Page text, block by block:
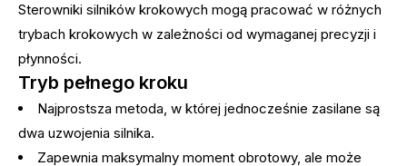
Sterowniki silników krokowych mogą pracować w różnych
trybach krokowych w zależności od wymaganej precyzji i
płynności.
Tryb pełnego kroku
Najprostsza metoda, w której jednocześnie zasilane są
dwa uzwojenia silnika.
Zapewnia maksymalny moment obrotowy, ale może